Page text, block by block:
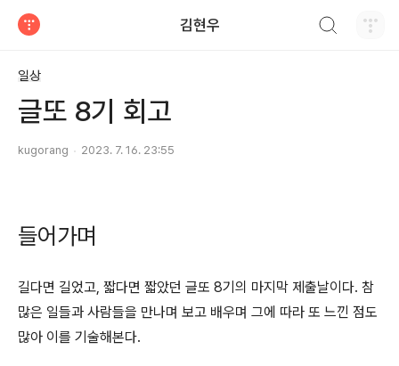
김현우
일상
글또 8기 회고
kugorang 2023. 7. 16. 23:55
들어가며
길다면 길었고, 짧다면 짧았던 글또 8기의 마지막 제출날이다. 참
많은 일들과 사람들을 만나며 보고 배우며 그에 따라 또 느낀 점도
많아 이를 기술해본다.